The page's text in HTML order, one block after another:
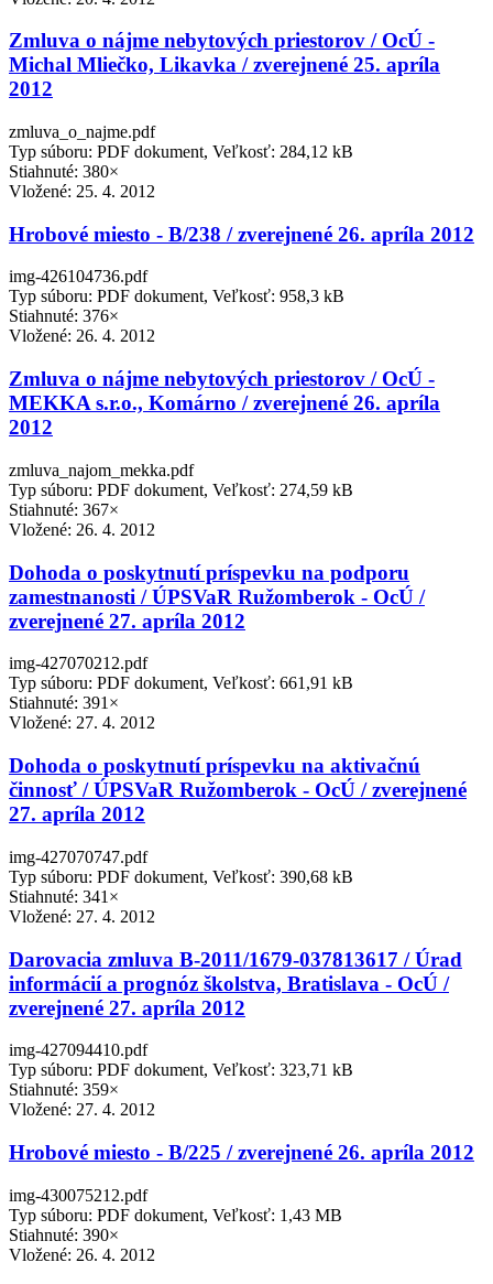
Zmluva o nájme nebytových priestorov / OcÚ -
Michal Mliečko, Likavka / zverejnené 25. apríla
2012
zmluva_o_najme.pdf
Typ súboru: PDF dokument, Veľkosť: 284,12 kB
Stiahnuté: 380×
Vložené: 25. 4. 2012
Hrobové miesto - B/238 / zverejnené 26. apríla 2012
img-426104736.pdf
Typ súboru: PDF dokument, Veľkosť: 958,3 kB
Stiahnuté: 376×
Vložené: 26. 4. 2012
Zmluva o nájme nebytových priestorov / OcÚ -
MEKKA s.r.o., Komárno / zverejnené 26. apríla
2012
zmluva_najom_mekka.pdf
Typ súboru: PDF dokument, Veľkosť: 274,59 kB
Stiahnuté: 367×
Vložené: 26. 4. 2012
Dohoda o poskytnutí príspevku na podporu
zamestnanosti / ÚPSVaR Ružomberok - OcÚ /
zverejnené 27. apríla 2012
img-427070212.pdf
Typ súboru: PDF dokument, Veľkosť: 661,91 kB
Stiahnuté: 391×
Vložené: 27. 4. 2012
Dohoda o poskytnutí príspevku na aktivačnú
činnosť / ÚPSVaR Ružomberok - OcÚ / zverejnené
27. apríla 2012
img-427070747.pdf
Typ súboru: PDF dokument, Veľkosť: 390,68 kB
Stiahnuté: 341×
Vložené: 27. 4. 2012
Darovacia zmluva B-2011/1679-037813617 / Úrad
informácií a prognóz školstva, Bratislava - OcÚ /
zverejnené 27. apríla 2012
img-427094410.pdf
Typ súboru: PDF dokument, Veľkosť: 323,71 kB
Stiahnuté: 359×
Vložené: 27. 4. 2012
Hrobové miesto - B/225 / zverejnené 26. apríla 2012
img-430075212.pdf
Typ súboru: PDF dokument, Veľkosť: 1,43 MB
Stiahnuté: 390×
Vložené: 26. 4. 2012